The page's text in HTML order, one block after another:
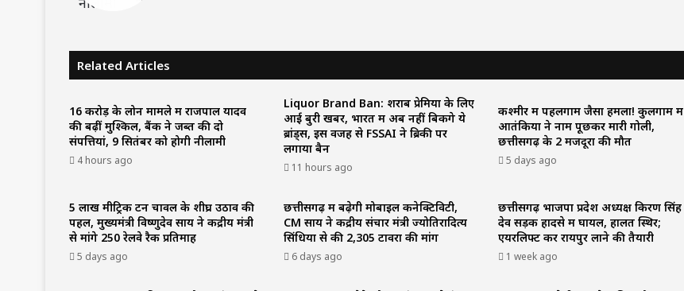
Related Articles
16 करोड़ के लोन मामले में राजपाल यादव
की बढ़ीं मुश्किलें, बैंक ने जब्त की दो
संपत्तियां, 9 सितंबर को होगी नीलामी
4 hours ago
Liquor Brand Ban: शराब प्रेमियों के लिए
आई बुरी खबर, भारत में अब नहीं बिकेंगे ये
ब्रांड्स, इस वजह से FSSAI ने ब्रिकी पर
लगाया बैन
11 hours ago
कश्‍मीर में पहलगाम जैसा हमला! कुलगाम में
आतंकियों ने नाम पूछकर मारी गोली,
छत्तीसगढ़ के 2 मजदूरों की मौत
5 days ago
5 लाख मीट्रिक टन चावल के शीघ्र उठाव की
पहल, मुख्यमंत्री विष्णुदेव साय ने केंद्रीय मंत्री
से मांगे 250 रेलवे रैक प्रतिमाह
5 days ago
छत्तीसगढ़ में बढ़ेगी मोबाइल कनेक्टिविटी,
CM साय ने केंद्रीय संचार मंत्री ज्योतिरादित्य
सिंधिया से की 2,305 टावरों की मांग
6 days ago
छत्तीसगढ़ भाजपा प्रदेश अध्यक्ष किरण सिंह
देव सड़क हादसे में घायल, हालत स्थिर;
एयरलिफ्ट कर रायपुर लाने की तैयारी
1 week ago